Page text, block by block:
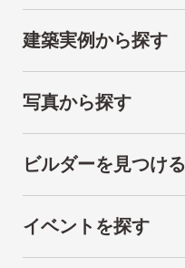
建築実例から探す
写真から探す
ビルダーを見つける
イベントを探す